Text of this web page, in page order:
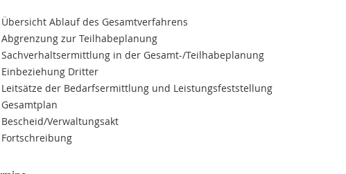
Übersicht Ablauf des Gesamtverfahrens
Abgrenzung zur Teilhabeplanung
Sachverhaltsermittlung in der Gesamt-/Teilhabeplanung
Einbeziehung Dritter
Leitsätze der Bedarfsermittlung und Leistungsfeststellung
Gesamtplan
Bescheid/Verwaltungsakt
Fortschreibung